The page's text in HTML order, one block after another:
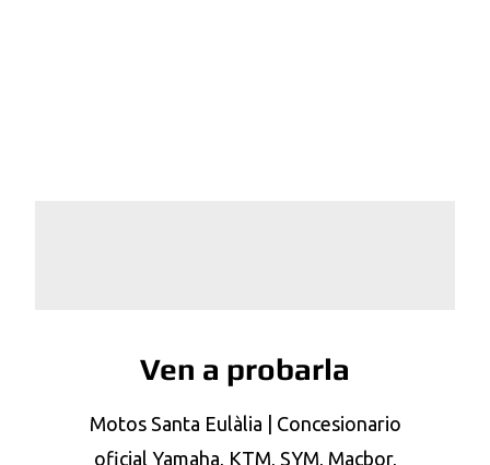
Ven a probarla
Motos Santa Eulàlia | Concesionario
oficial Yamaha , KTM, SYM, Macbor,